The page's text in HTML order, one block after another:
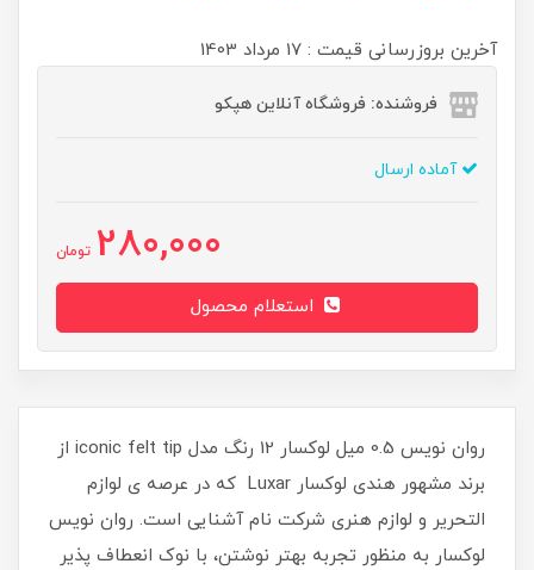
آخرین بروزرسانی قیمت : 17 مرداد 1403
فروشنده: فروشگاه آنلاین هپکو
آماده ارسال
280,000 تومان
روان نویس 0.5 میل لوکسار 12 رنگ مدل iconic felt tip از
برند مشهور هندی لوکسار Luxar که در عرصه ی لوازم
التحریر و لوازم هنری شرکت نام آشنایی است. روان نویس
لوکسار به منظور تجربه بهتر نوشتن، با نوک انعطاف پذیر